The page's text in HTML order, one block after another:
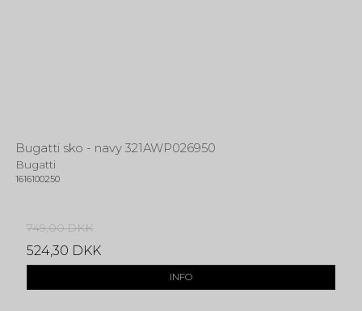
Bugatti sko - navy 321AWP026950
Bugatti
1616100250
749,00 DKK
524,30 DKK
INFO